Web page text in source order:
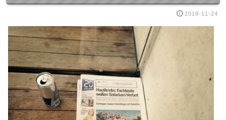
2018-11-24